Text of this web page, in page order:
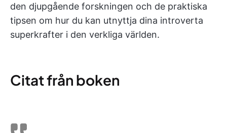
den djupgående forskningen och de praktiska
tipsen om hur du kan utnyttja dina introverta
superkrafter i den verkliga världen.
Citat från boken